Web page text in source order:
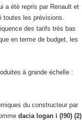
a été repris par Renault et
toutes les prévisions.
des tarifs très bas
en terme de budget, les
à grande échelle :
du constructeur par
dacia logan i (l90) (2)